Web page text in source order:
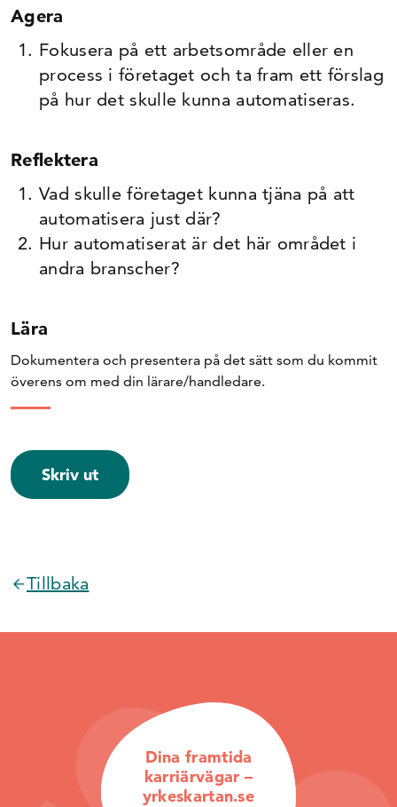
Agera
Fokusera på ett arbetsområde eller en
process i företaget och ta fram ett förslag
på hur det skulle kunna automatiseras.
Reflektera
Vad skulle företaget kunna tjäna på att
automatisera just där?
Hur automatiserat är det här området i
andra branscher?
Lära
Dokumentera och presentera på det sätt som du kommit
överens om med din lärare/handledare.
Skriv ut
Tillbaka
Dina framtida
karriärvägar –
yrkeskartan.se